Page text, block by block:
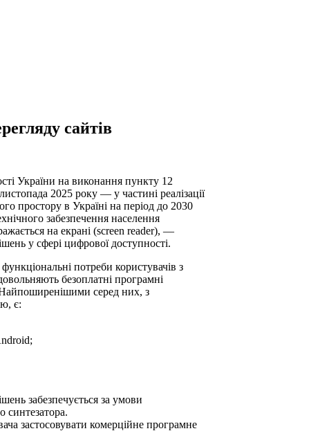
сайтів
України на виконання пункту 12
2025 року — у частині реалізації
простору в Україні на період до 2030
забезпечення населення
на екрані (screen reader), —
у сфері цифрової доступності.
потреби користувачів з
безоплатні програмні
Найпоширенішими серед них, з
є:
забезпечується за умови
синтезатора.
застосовувати комерційне програмне